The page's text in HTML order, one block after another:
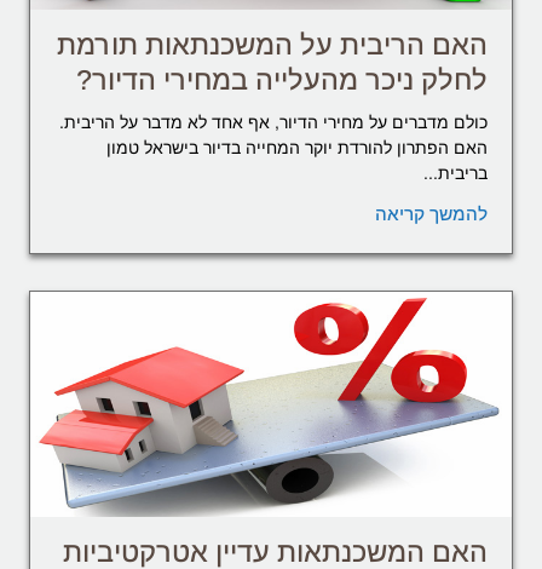
האם הריבית על המשכנתאות תורמת
לחלק ניכר מהעלייה במחירי הדיור?
כולם מדברים על מחירי הדיור, אף אחד לא מדבר על הריבית.
האם הפתרון להורדת יוקר המחייה בדיור בישראל טמון
בריבית...
להמשך קריאה
האם המשכנתאות עדיין אטרקטיביות